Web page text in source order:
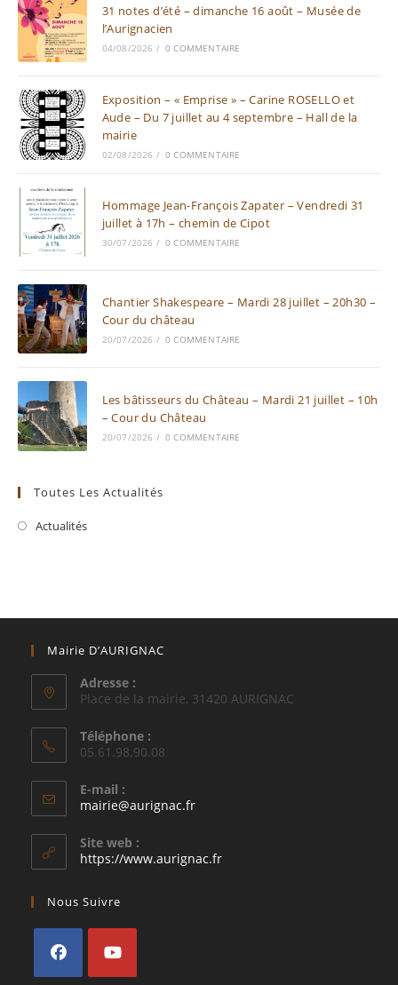
31 notes d’été – dimanche 16 août – Musée de
l’Aurignacien
04/08/2026 / 0 COMMENTAIRE
Exposition – « Emprise » – Carine ROSELLO et
Aude – Du 7 juillet au 4 septembre – Hall de la
mairie
02/08/2026 / 0 COMMENTAIRE
Hommage Jean-François Zapater – Vendredi 31
juillet à 17h – chemin de Cipot
30/07/2026 / 0 COMMENTAIRE
Chantier Shakespeare – Mardi 28 juillet – 20h30 –
Cour du château
20/07/2026 / 0 COMMENTAIRE
Les bâtisseurs du Château – Mardi 21 juillet – 10h
– Cour du Château
20/07/2026 / 0 COMMENTAIRE
Toutes Les Actualités
Actualités
Mairie D’AURIGNAC
Adresse :
Place de la mairie, 31420 AURIGNAC
Téléphone :
05.61.98.90.08
E-mail :
mairie@aurignac.frS’ouvre
application
Site web :
https://www.aurignac.fr
Nous Suivre